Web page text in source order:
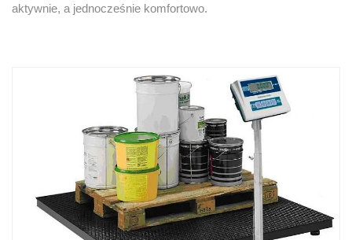
aktywnie, a jednocześnie komfortowo.